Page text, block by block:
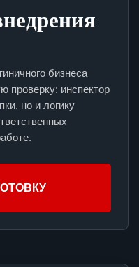
бизнеса
проверку: инспектор
но и логику